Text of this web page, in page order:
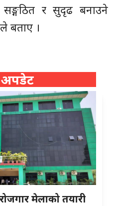
सङ्गठित र सुदृढ बनाउने
बताए ।
अपडेट
मेलाको तयारी